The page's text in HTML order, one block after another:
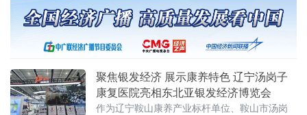
聚焦银发经济 展示康养特色 辽宁汤岗子
康复医院亮相东北亚银发经济博览会
作为辽宁鞍山康养产业标杆单位、鞍山市汤岗